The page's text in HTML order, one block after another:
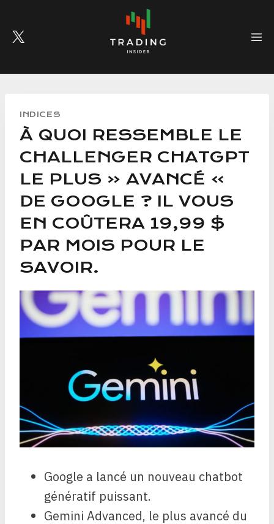
content
INDICES
À QUOI RESSEMBLE LE
CHALLENGER CHATGPT
LE PLUS « AVANCÉ »
DE GOOGLE ? IL VOUS
EN COÛTERA 19,99 $
PAR MOIS POUR LE
SAVOIR.
Google a lancé un nouveau chatbot
génératif puissant.
Gemini Advanced, le plus avancé du